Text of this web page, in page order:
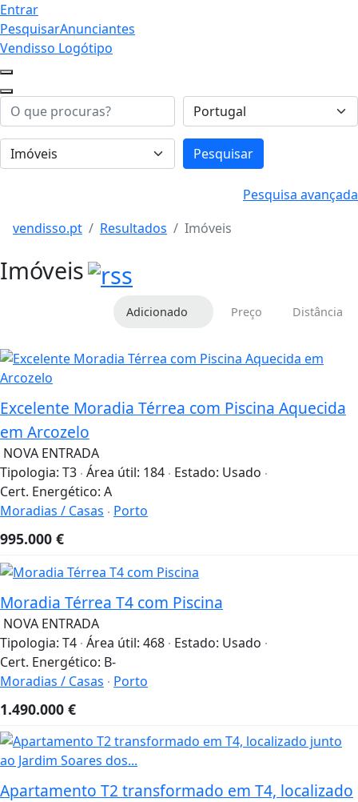
Entrar
PesquisarAnunciantes
Vendisso Logótipo
Pesquisar
Pesquisa avançada
vendisso.pt
Resultados Imóveis
Imóveis
Adicionado Preço Distância
Excelente Moradia Térrea com Piscina Aquecida
em Arcozelo
NOVA ENTRADA
Tipologia: T3 Área útil: 184 Estado: Usado
Cert. Energético: A
Moradias / Casas
Porto
995.000 €
Moradia Térrea T4 com Piscina
NOVA ENTRADA
Tipologia: T4 Área útil: 468 Estado: Usado
Cert. Energético: B-
Moradias / Casas
Porto
1.490.000 €
Apartamento T2 transformado em T4, localizado